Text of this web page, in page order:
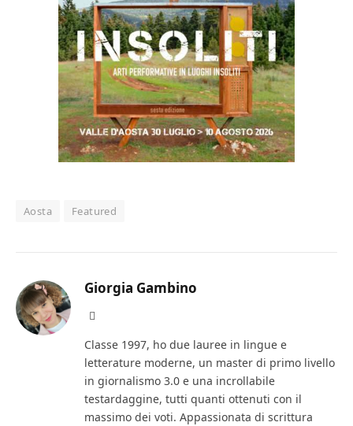
Aosta Featured
Giorgia Gambino
Classe 1997, ho due lauree in lingue e
letterature moderne, un master di primo livello
in giornalismo 3.0 e una incrollabile
testardaggine, tutti quanti ottenuti con il
massimo dei voti. Appassionata di scrittura